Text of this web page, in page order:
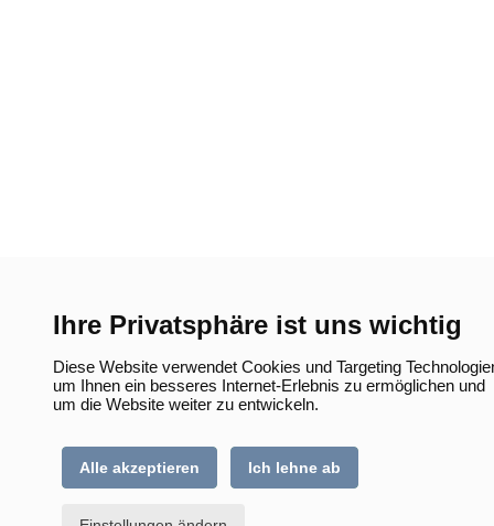
Ihre Privatsphäre ist uns wichtig
Diese Website verwendet Cookies und Targeting
um Ihnen ein besseres Internet-Erlebnis zu ermöglichen und
um die Website weiter zu entwickeln.
Alle akzeptieren Ich lehne ab